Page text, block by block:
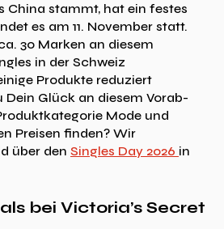
China stammt, hat ein festes
es am 11. November statt.
30 Marken an diesem
in der Schweiz
Produkte reduziert
Dein Glück an diesem Vorab-
Mode und
Preisen finden? Wir
über den Singles Day 2026 in
bei Victoria’s Secret